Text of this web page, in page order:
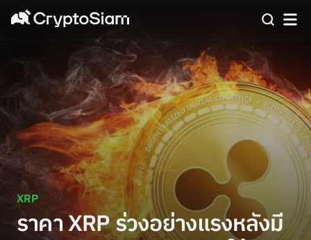
XRP
ราคา XRP ร่วงอย่างแรงหลังมี